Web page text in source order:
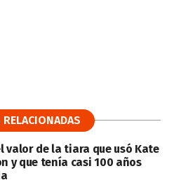
valor de la tiara que usó Kate
y que tenía casi 100 años